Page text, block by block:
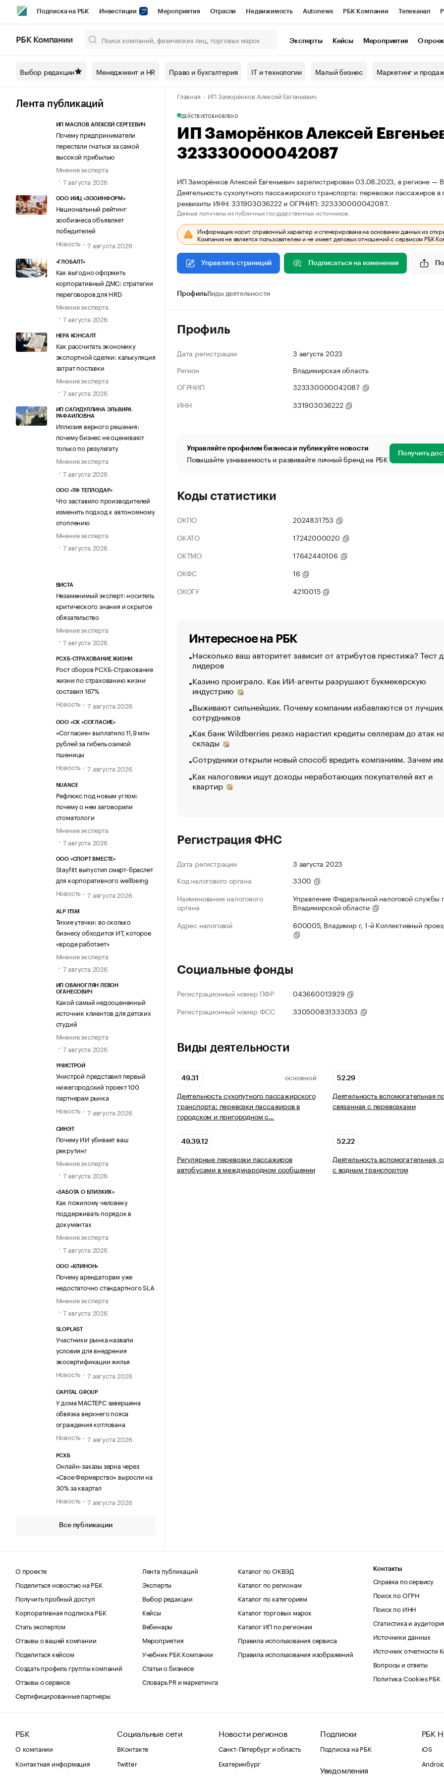
Подписка на РБК Инвестиции Мероприятия Отрасли Недвижимость Autonews РБК Компании Телеканал
Спецпроекты СПб Конференции СПб Спецпроекты Проверка контрагентов
Технологии и медиа Рынок наличной валюты
РБК Компании Эксперты Кейсы Мероприятия О
Выбор редакции Менеджмент и HR Право и бухгалтерия IT и технологии Малый бизнес Маркетинг и
Лента публикаций
ИП МАСЛОВ АЛЕКСЕЙ СЕРГЕЕВИЧ
Почему предприниматели
перестали гнаться за самой
высокой прибылью
Мнение эксперта
7 августа 2026
ООО ИИЦ «ЗООИНФОРМ»
Национальный рейтинг
зообизнеса объявляет
победителей
Новость
7 августа 2026
«ГЛОБАЛТ»
Как выгодно оформить
корпоративный ДМС: стратегии
переговоров для HRD
Мнение эксперта
7 августа 2026
НЕРА КОНСАЛТ
Как рассчитать экономику
экспортной сделки: калькуляция
затрат поставки
Мнение эксперта
7 августа 2026
ИП САГИДУЛЛИНА ЭЛЬВИРА
РАФАИЛОВНА
Иллюзия верного решения:
почему бизнес не оценивают
только по результату
Мнение эксперта
7 августа 2026
ООО «ТФ ТЕПЛОДАР»
Что заставило производителей
изменить подход к автономному
отоплению
Мнение эксперта
7 августа 2026
ВИСТА
Незаменимый эксперт: носитель
критического знания и скрытое
обязательство
Мнение эксперта
7 августа 2026
РСХБ-СТРАХОВАНИЕ ЖИЗНИ
Рост сборов РСХБ-Страхование
жизни по страхованию жизни
составил 167%
Новость
7 августа 2026
ООО «СК «СОГЛАСИЕ»
«Согласие» выплатило 11,9 млн
рублей за гибель озимой
пшеницы
Новость
7 августа 2026
NUANCE
Рефлюкс под новым углом:
почему о нем заговорили
стоматологи
Мнение эксперта
7 августа 2026
ООО «СПОРТ ВМЕСТЕ»
Stayfitt выпустил смарт-браслет
для корпоративного wellbeing
Новость
7 августа 2026
ALP ITSM
Тихие утечки: во сколько
бизнесу обходится ИТ, которое
«вроде работает»
Мнение эксперта
7 августа 2026
ИП ОВАНОГЛЯН ЛЕВОН
ОГАНЕСОВИЧ
Какой самый недооцененный
источник клиентов для детских
студий
Мнение эксперта
7 августа 2026
УНИСТРОЙ
Унистрой представил первый
нижегородский проект 100
партнерам рынка
Новость
7 августа 2026
СИНЭТ
Почему ИИ убивает ваш
рекрутинг
Мнение эксперта
7 августа 2026
«ЗАБОТА О БЛИЗКИХ»
Как пожилому человеку
поддерживать порядок в
документах
Мнение эксперта
7 августа 2026
ООО «КЛИНОН»
Почему арендаторам уже
недостаточно стандартного SLA
Мнение эксперта
7 августа 2026
SLOPLAST
Участники рынка назвали
условия для внедрения
экосертификации жилья
Новость
7 августа 2026
CAPITAL GROUP
У дома МАСТЕРС завершена
обвязка верхнего пояса
ограждения котлована
Новость
7 августа 2026
РСХБ
Онлайн-заказы зерна через
«Свое Фермерство» выросли на
30% за квартал
Новость
7 августа 2026
Все публикации
Главная ИП Заморёнков Алексей Евгеньевич
ДЕЙСТВУЕТОБНОВЛЕНО
ИП Заморёнков Алексей
323330000042087
ИП Заморёнков Алексей Евгеньевич зарегистрирован 03.08.2023, в регионе —
Деятельность сухопутного пассажирского транспорта: перевозки
реквизиты ИНН: 331903036222 и ОГРНИП: 323330000042087.
Данные получены из публичных государственных источников.
Информация носит справочный характер и сгенерирована на основании данных из
Компания не является пользователем и не имеет деловых отношений с сервисом РБК
Управлять страницей Подписаться на изменения
ПрофильВиды деятельности
Профиль
Дата регистрации
3 августа 2023
Регион
Владимирская область
ОГРНИП
323330000042087
ИНН
331903036222
Управляйте профилем бизнеса и публикуйте новости
Повышайте узнаваемость и развивайте личный бренд на РБК Получить
Коды статистики
ОКПО
2024831753
ОКАТО
17242000020
ОКТМО
17642440106
ОКФС
16
ОКОГУ
4210015
Интересное на РБК
Насколько ваш авторитет зависит от атрибутов престижа? Тест
лидеров
Казино проиграло. Как ИИ-агенты разрушают букмекерскую
индустрию
Выживают сильнейших. Почему компании избавляются от лучших
сотрудников
Как банк Wildberries резко нарастил кредиты селлерам до атак
склады
Сотрудники открыли новый способ вредить компаниям. Зачем
Как налоговики ищут доходы неработающих покупателей яхт и
квартир
Регистрация ФНС
Дата регистрации
3 августа 2023
Код налогового органа
3300
Наименование налогового
органа
Управление Федеральной налоговой службы
Владимирской области
Адрес налоговой
600005, Владимир г, 1-й Коллективный
Социальные фонды
Регистрационный номер ПФР
043660013929
Регистрационный номер ФСС
330500831333053
Виды деятельности
49.31 ОСНОВНОЙ
Деятельность сухопутного пассажирского
транспорта: перевозки пассажиров в
городском и пригородном с…
52.29
Деятельность вспомогательная
связанная с перевозками
49.39.12
Регулярные перевозки пассажиров
автобусами в международном сообщении
52.22
Деятельность вспомогательная,
с водным транспортом
О проекте
Поделиться новостью на РБК
Получить пробный доступ
Корпоративная подписка РБК
Стать экспертом
Отзывы о вашей компании
Поделиться кейсом
Создать профиль группы компаний
Отзывы о сервисе
Сертифицированные партнеры
Лента публикаций
Эксперты
Выбор редакции
Кейсы
Вебинары
Мероприятия
Учебник РБК Компании
Статьи о бизнесе
Словарь PR и маркетинга
Каталог по ОКВЭД
Каталог по регионам
Каталог по категориям
Каталог торговых марок
Каталог ИП по регионам
Правила использования сервиса
Правила использования изображений
Контакты
Справка по сервису
Поиск по ОГРН
Поиск по ИНН
Статистика и
Источники данных
Источник отчетности
Вопросы и ответы
Политика Cookies РБК
РБК
О компании
Контактная информация
Социальные сети
ВКонтакте
Twitter
Новости регионов
Санкт-Петербург и область
Екатеринбург
Подписки
Подписка на РБК
Уведомления
РБК
iOS